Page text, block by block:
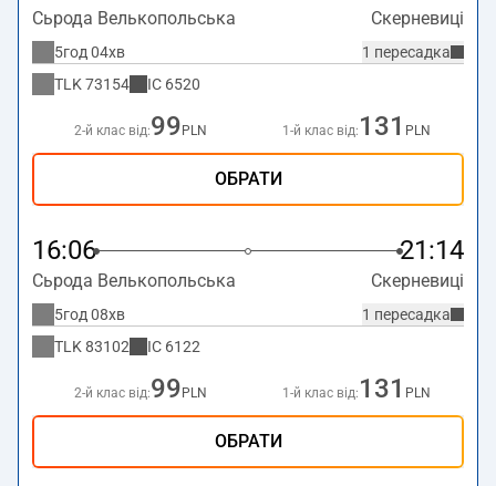
Сьрода Велькопольська Скерневиці
1 пересадка
5год 04хв
TLK 73154 IC 6520
2-й клас від:99 PLN 1-й клас від: 131 PLN
ОБРАТИ
16:06 21:14
Сьрода Велькопольська Скерневиці
1 пересадка
5год 08хв
TLK 83102 IC 6122
2-й клас від:99 PLN 1-й клас від: 131 PLN
ОБРАТИ